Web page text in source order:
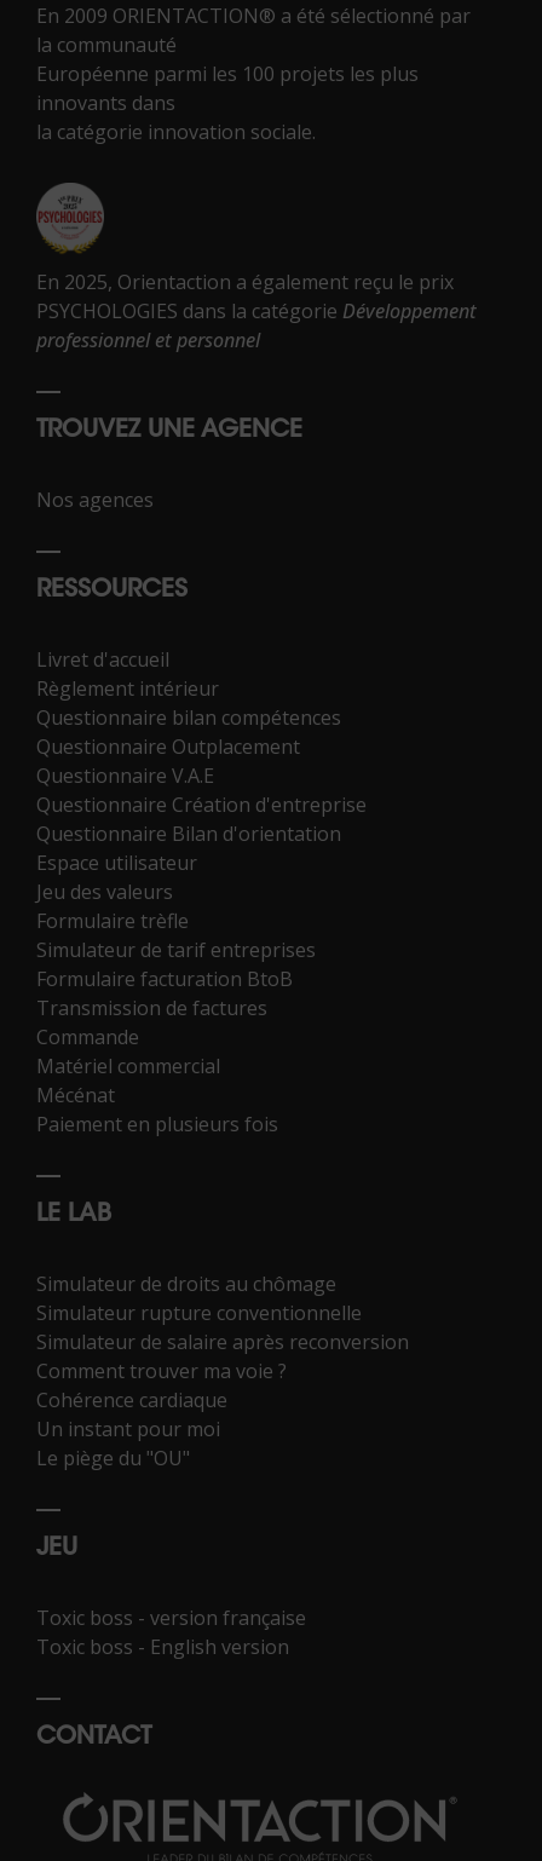
En 2009 ORIENTACTION® a été sélectionné par
la communauté
Européenne parmi les 100 projets les plus
innovants dans
la catégorie innovation sociale.
En 2025, Orientaction a également reçu le prix
PSYCHOLOGIES dans la catégorie Développement
professionnel et personnel
TROUVEZ UNE AGENCE
Nos agences
RESSOURCES
Livret d'accueil
Règlement intérieur
Questionnaire bilan compétences
Questionnaire Outplacement
Questionnaire V.A.E
Questionnaire Création d'entreprise
Questionnaire Bilan d'orientation
Espace utilisateur
Jeu des valeurs
Formulaire trèfle
Simulateur de tarif entreprises
Formulaire facturation BtoB
Transmission de factures
Commande
Matériel commercial
Mécénat
Paiement en plusieurs fois
LE LAB
Simulateur de droits au chômage
Simulateur rupture conventionnelle
Simulateur de salaire après reconversion
Comment trouver ma voie ?
Cohérence cardiaque
Un instant pour moi
Le piège du "OU"
JEU
Toxic boss - version française
Toxic boss - English version
CONTACT